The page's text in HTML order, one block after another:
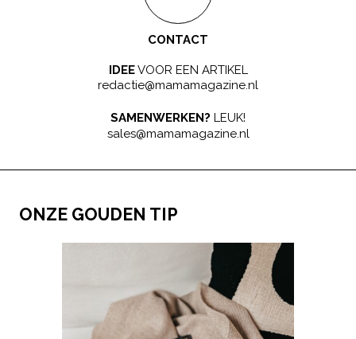
CONTACT
IDEEVOOR EEN ARTIKEL
redactie@mamamagazine.nl
SAMENWERKEN? LEUK!
sales@mamamagazine.nl
ONZE GOUDEN TIP